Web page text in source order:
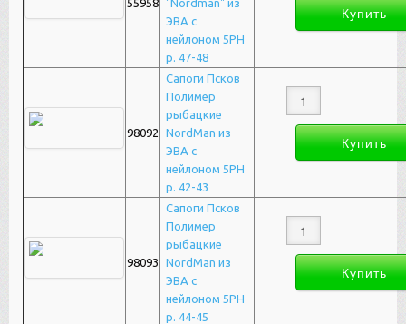
55958 "Nordman" из
ЭВА с
нейлоном 5РН
р. 47-48
98092
Сапоги Псков
Полимер
рыбацкие
NordMan из
ЭВА с
нейлоном 5РН
р. 42-43
98093
Сапоги Псков
Полимер
рыбацкие
NordMan из
ЭВА с
нейлоном 5РН
р. 44-45